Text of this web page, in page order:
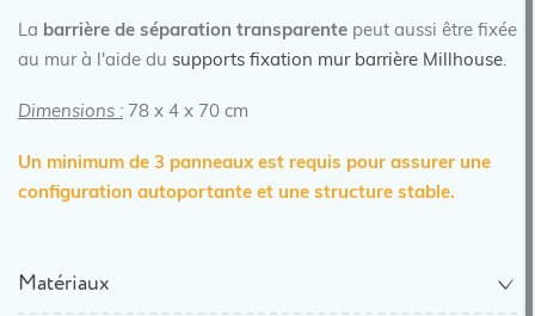
La barrière de séparation transparente peut aussi être fixée
au mur à l'aide du supports fixation mur barrière Millhouse.
Dimensions : 78 x 4 x 70 cm
Un minimum de 3 panneaux est requis pour assurer une
configuration autoportante et une structure stable.
Matériaux